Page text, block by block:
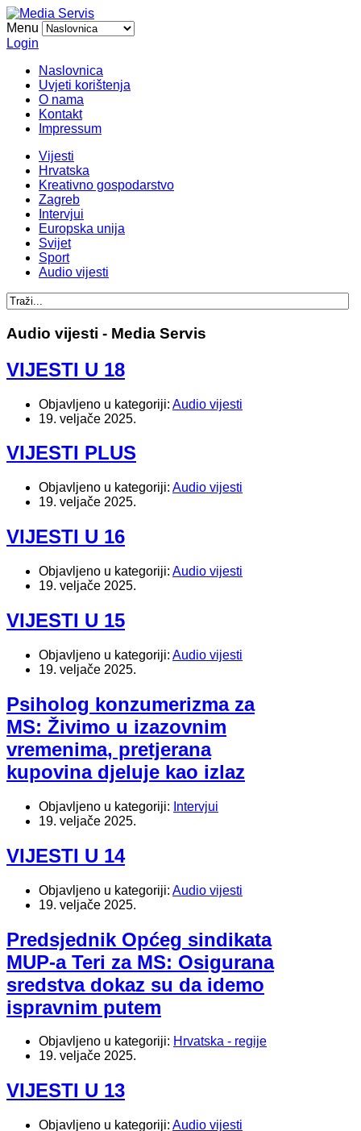
Menu
Login
Naslovnica
Uvjeti korištenja
O nama
Kontakt
Impressum
Vijesti
Hrvatska
Kreativno gospodarstvo
Zagreb
Intervjui
Europska unija
Svijet
Sport
Audio vijesti
Audio vijesti - Media Servis
VIJESTI U 18
Objavljeno u kategoriji: Audio vijesti
19. veljače 2025.
VIJESTI PLUS
Objavljeno u kategoriji: Audio vijesti
19. veljače 2025.
VIJESTI U 16
Objavljeno u kategoriji: Audio vijesti
19. veljače 2025.
VIJESTI U 15
Objavljeno u kategoriji: Audio vijesti
19. veljače 2025.
Psiholog konzumerizma za
MS: Živimo u izazovnim
vremenima, pretjerana
kupovina djeluje kao izlaz
Objavljeno u kategoriji: Intervjui
19. veljače 2025.
VIJESTI U 14
Objavljeno u kategoriji: Audio vijesti
19. veljače 2025.
Predsjednik Općeg sindikata
MUP-a Teri za MS: Osigurana
sredstva dokaz su da idemo
ispravnim putem
Objavljeno u kategoriji: Hrvatska - regije
19. veljače 2025.
VIJESTI U 13
Objavljeno u kategoriji: Audio vijesti